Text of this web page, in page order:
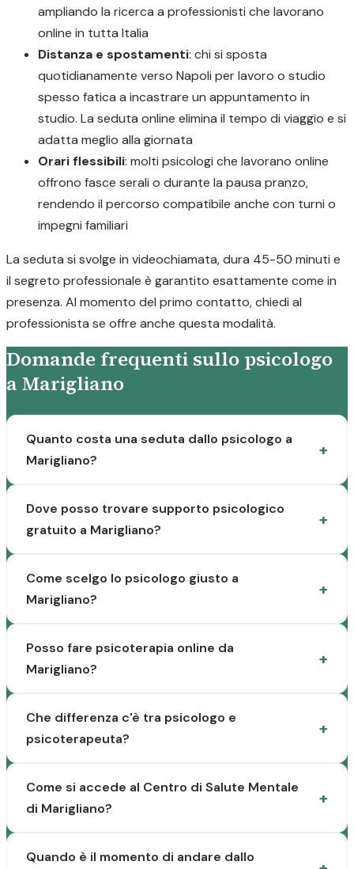
ampliando la ricerca a professionisti che lavorano
online in tutta Italia
Distanza e spostamenti: chi si sposta
quotidianamente verso Napoli per lavoro o studio
spesso fatica a incastrare un appuntamento in
studio. La seduta online elimina il tempo di viaggio e si
adatta meglio alla giornata
Orari flessibili: molti psicologi che lavorano online
offrono fasce serali o durante la pausa pranzo,
rendendo il percorso compatibile anche con turni o
impegni familiari
La seduta si svolge in videochiamata, dura 45-50 minuti e
il segreto professionale è garantito esattamente come in
presenza. Al momento del primo contatto, chiedi al
professionista se offre anche questa modalità.
Domande frequenti sullo psicologo
a Marigliano
Quanto costa una seduta dallo psicologo a
Marigliano?
Dove posso trovare supporto psicologico
gratuito a Marigliano?
Come scelgo lo psicologo giusto a
Marigliano?
Posso fare psicoterapia online da
Marigliano?
Che differenza c'è tra psicologo e
psicoterapeuta?
Come si accede al Centro di Salute Mentale
di Marigliano?
Quando è il momento di andare dallo